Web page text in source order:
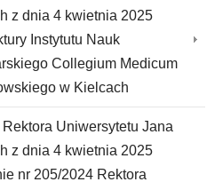
z dnia 4 kwietnia 2025
Instytutu Nauk
Collegium Medicum
w Kielcach
Uniwersytetu Jana
z dnia 4 kwietnia 2025
nr 205/2024 Rektora